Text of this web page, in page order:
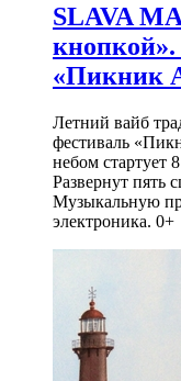
SLAVA
кнопкой».
«Пикник
Летний вайб
фестиваль
небом стартует
Развернут пять
Музыкальную
электроника. 0+